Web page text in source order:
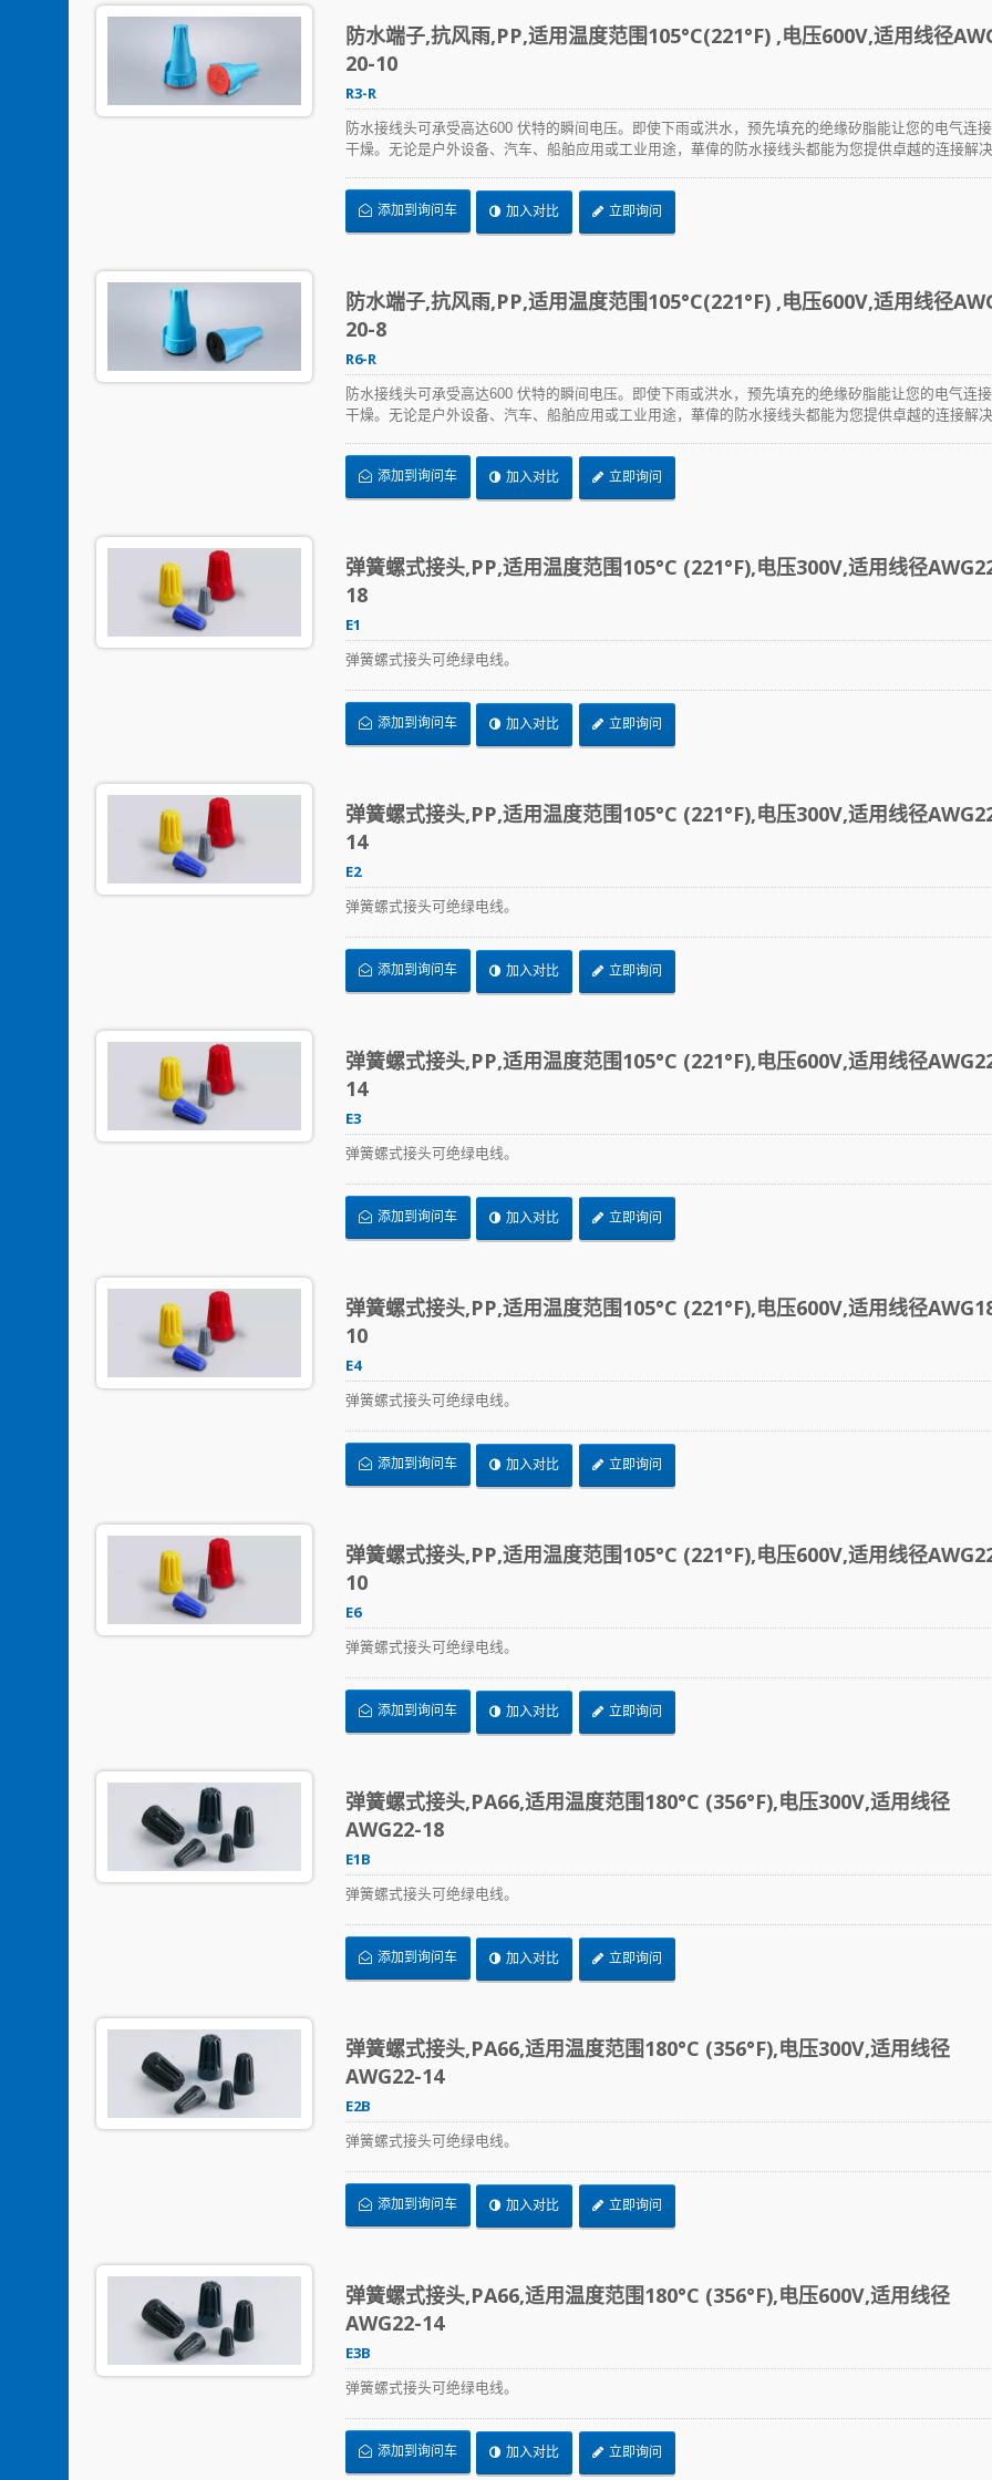
防水端子,抗风雨,PP,适用温度范围105°C(221°F) ,电压600V,适用线径
20-10
R3-R
防水接线头可承受高达600 伏特的瞬间电压。即使下雨或洪水，预先填充的绝缘矽脂能让您的电气连
干燥。无论是户外设备、汽车、船舶应用或工业用途，華偉的防水接线头都能为您提供卓越的连接解
添加到询问车 加入对比 立即询问
防水端子,抗风雨,PP,适用温度范围105°C(221°F) ,电压600V,适用线径
20-8
R6-R
防水接线头可承受高达600 伏特的瞬间电压。即使下雨或洪水，预先填充的绝缘矽脂能让您的电气连
干燥。无论是户外设备、汽车、船舶应用或工业用途，華偉的防水接线头都能为您提供卓越的连接解
添加到询问车 加入对比 立即询问
弹簧螺式接头,PP,适用温度范围105°C (221°F),电压300V,适用线径
18
E1
弹簧螺式接头可绝绿电线。
添加到询问车 加入对比 立即询问
弹簧螺式接头,PP,适用温度范围105°C (221°F),电压300V,适用线径
14
E2
弹簧螺式接头可绝绿电线。
添加到询问车 加入对比 立即询问
弹簧螺式接头,PP,适用温度范围105°C (221°F),电压600V,适用线径
14
E3
弹簧螺式接头可绝绿电线。
添加到询问车 加入对比 立即询问
弹簧螺式接头,PP,适用温度范围105°C (221°F),电压600V,适用线径
10
E4
弹簧螺式接头可绝绿电线。
添加到询问车 加入对比 立即询问
弹簧螺式接头,PP,适用温度范围105°C (221°F),电压600V,适用线径
10
E6
弹簧螺式接头可绝绿电线。
添加到询问车 加入对比 立即询问
弹簧螺式接头,PA66,适用温度范围180°C (356°F),电压300V,适用线径
AWG22-18
E1B
弹簧螺式接头可绝绿电线。
添加到询问车 加入对比 立即询问
弹簧螺式接头,PA66,适用温度范围180°C (356°F),电压300V,适用线径
AWG22-14
E2B
弹簧螺式接头可绝绿电线。
添加到询问车 加入对比 立即询问
弹簧螺式接头,PA66,适用温度范围180°C (356°F),电压600V,适用线径
AWG22-14
E3B
弹簧螺式接头可绝绿电线。
添加到询问车 加入对比 立即询问